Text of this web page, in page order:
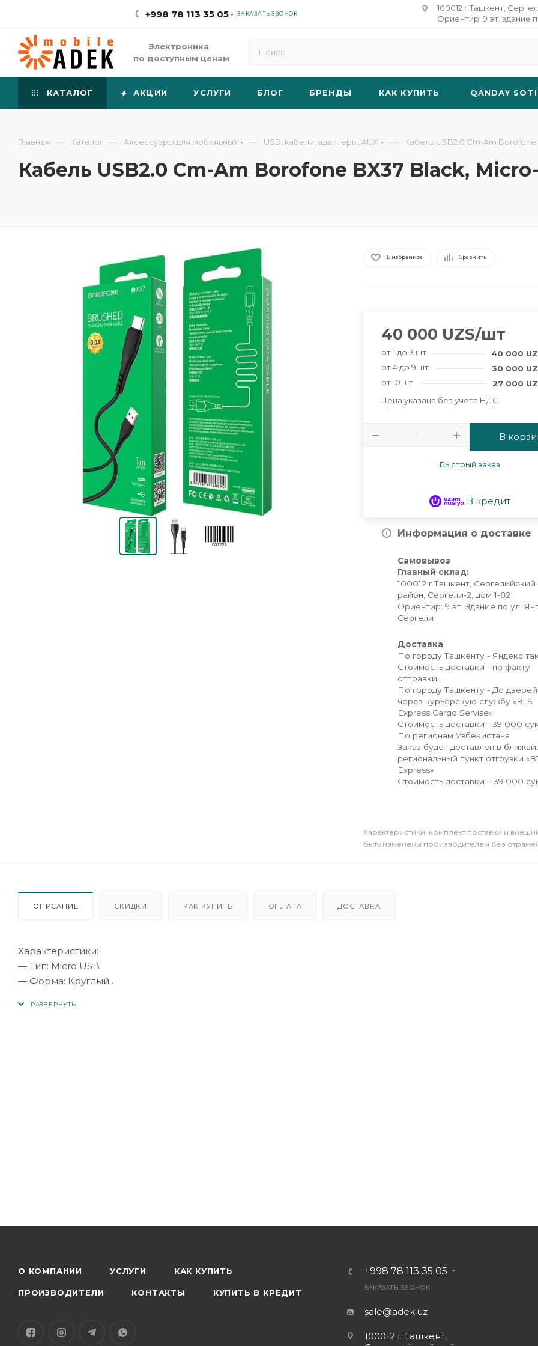
+998 78 113 35 05 ЗАКАЗАТЬ ЗВОНОК
100012 г.Ташкент,
Ориентир: 9 эт. здание
Электроника
по доступным ценам
КАТАЛОГ АКЦИИ УСЛУГИ БЛОГ БРЕНДЫ КАК КУПИТЬ QANDAY
Главная — Каталог — Аксессуары для мобильных — USB, кабели, адаптеры, AUX — Кабель USB2.0 Cm-Am
Кабель USB2.0 Cm-Am Borofone BX37 Black,
В избранное Сравнить
40 000 UZS/шт
от 1 до 3 шт 40 000
от 4 до 9 шт
30 000
от 10 шт
27 000
Цена указана без учета НДС
В
Быстрый заказ
В кредит
Информация о доставке
Самовывоз
Главный склад:
100012 г.Ташкент, Сергелийский
район, Сергели-2, дом 1-82
Ориентир: 9 эт. Здание по ул.
Сергели
Доставка
По городу Ташкенту - Яндекс
Стоимость доставки - по факту
отправки.
По городу Ташкенту - До дверей
через курьерскую службу «BTS
Express Cargo Servise»
Стоимость доставки - 39 000
По регионам Узбекистана
Заказ будет доставлен в
региональный пункт отгрузки
Express»
Стоимость доставки – 39 000
Xарактеристики, комплект поставки и
быть изменены производителем без
ОПИСАНИЕ СКИДКИ КАК КУПИТЬ ОПЛАТА ДОСТАВКА
Характеристики:
— Тип: Micro USB
— Форма: Круглый
О КОМПАНИИ УСЛУГИ КАК КУПИТЬ
ПРОИЗВОДИТЕЛИ КОНТАКТЫ КУПИТЬ В КРЕДИТ
+998 78 113 35 05
ЗАКАЗАТЬ ЗВОНОК
sale@adek.uz
100012 г.Ташкент,